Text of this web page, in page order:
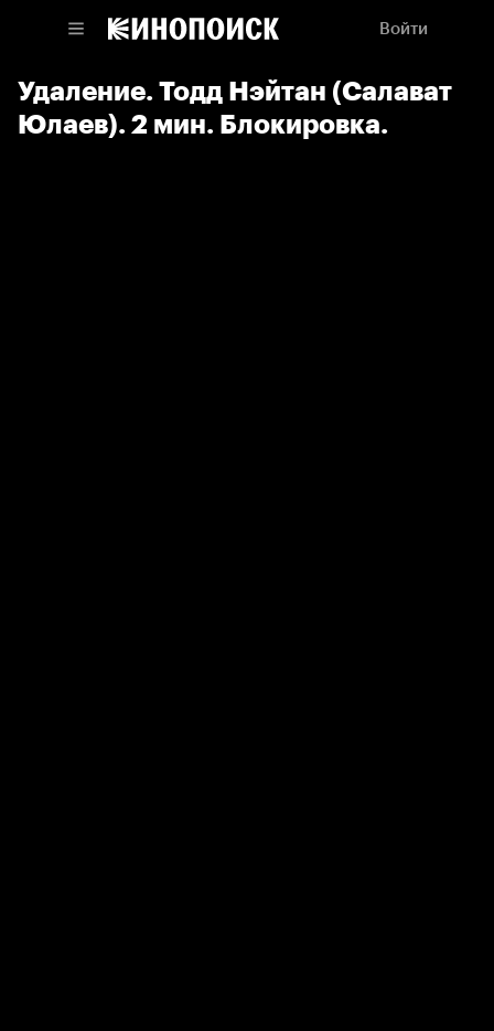
Войти
Удаление. Тодд Нэйтан (Салават
Юлаев). 2 мин. Блокировка.